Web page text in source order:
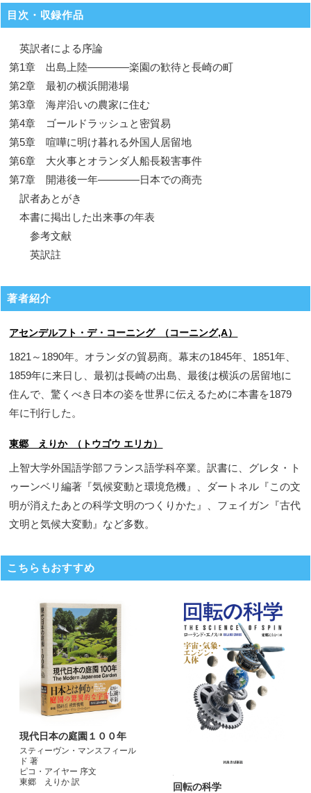
目次・収録作品
英訳者による序論
第1章 出島上陸————楽園の歓待と長崎の町
第2章 最初の横浜開港場
第3章 海岸沿いの農家に住む
第4章 ゴールドラッシュと密貿易
第5章 喧嘩に明け暮れる外国人居留地
第6章 大火事とオランダ人船長殺害事件
第7章 開港後一年————日本での商売
訳者あとがき
本書に掲出した出来事の年表
参考文献
英訳註
著者紹介
アセンデルフト・デ・コーニング （コーニング,A）
1821～1890年。オランダの貿易商。幕末の1845年、1851年、
1859年に来日し、最初は長崎の出島、最後は横浜の居留地に
住んで、驚くべき日本の姿を世界に伝えるために本書を1879
年に刊行した。
東郷 えりか （トウゴウ エリカ）
上智大学外国語学部フランス語学科卒業。訳書に、グレタ・ト
ゥーンベリ編著『気候変動と環境危機』、ダートネル『この文
明が消えたあとの科学文明のつくりかた』、フェイガン『古代
文明と気候大変動』など多数。
こちらもおすすめ
現代日本の庭園１００年
スティーヴン・マンスフィール
ド 著
ピコ・アイヤー 序文
東郷 えりか 訳
回転の科学